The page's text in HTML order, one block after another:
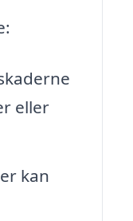
eller
kan